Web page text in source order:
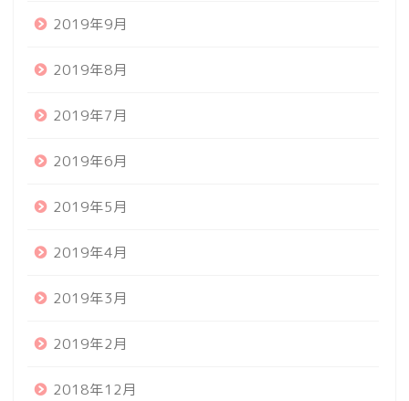
2019年9月
2019年8月
2019年7月
2019年6月
2019年5月
2019年4月
2019年3月
2019年2月
2018年12月